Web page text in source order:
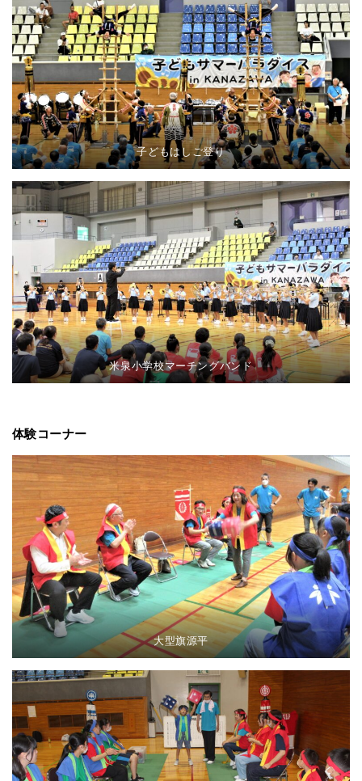
子どもはしご登り
米泉小学校マーチングバンド
体験コーナー
大型旗源平